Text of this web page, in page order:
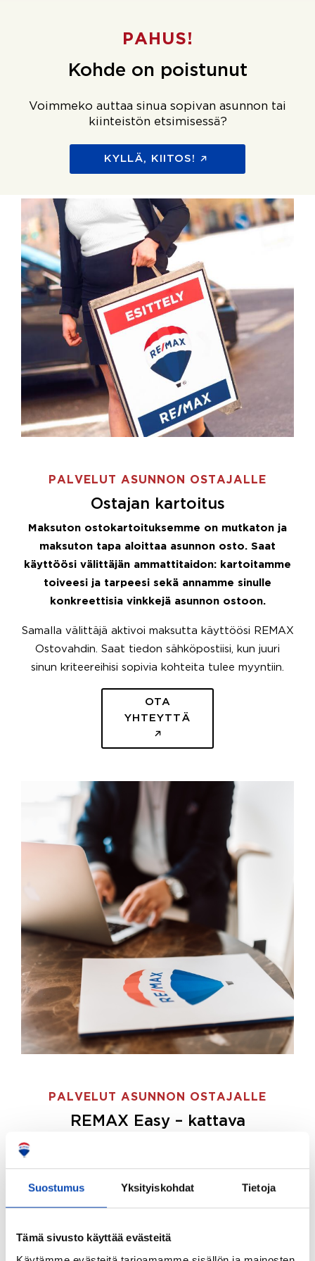
Suostumus Yksityiskohdat Tietoja
Tämä sivusto käyttää evästeitä
PAHUS!
Kohde on poistunut
Voimmeko auttaa sinua sopivan asunnon tai
kiinteistön etsimisessä?
KYLLÄ, KIITOS!
PALVELUT ASUNNON OSTAJALLE
Ostajan kartoitus
Maksuton ostokartoituksemme on mutkaton ja
maksuton tapa aloittaa asunnon osto. Saat
käyttöösi välittäjän ammattitaidon: kartoitamme
toiveesi ja tarpeesi sekä annamme sinulle
konkreettisia vinkkejä asunnon ostoon.
Samalla välittäjä aktivoi maksutta käyttöösi REMAX
Ostovahdin. Saat tiedon sähköpostiisi, kun juuri
sinun kriteereihisi sopivia kohteita tulee myyntiin.
OTA
YHTEYTTÄ
PALVELUT ASUNNON OSTAJALLE
REMAX Easy – kattava
ostajille.
Tee ostotoimeksianto ja etsimme juuri